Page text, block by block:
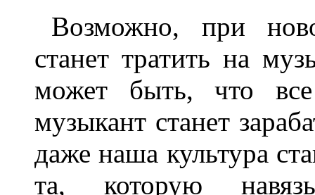
Возможно, при
станет тратить на
может быть, что
музыкант станет
даже наша культура
та, которую